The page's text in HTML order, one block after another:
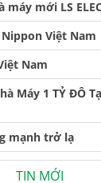
mới LS
Nippon Việt Nam
Nam
Máy 1 TỶ ĐÔ
mạnh trở lạ
TIN MỚI